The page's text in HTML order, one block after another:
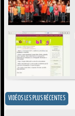
VIDÉOS LES PLUS RÉCENTES